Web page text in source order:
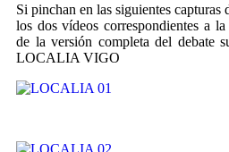
Si pinchan en las siguientes capturas
los dos vídeos correspondientes a
de la versión completa del debate
LOCALIA VIGO